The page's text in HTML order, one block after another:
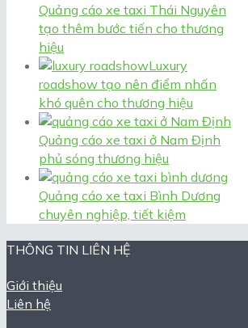
Quảng cáo xe taxi Thái Nguyên
tạo thêm bước tiến cho thương
hiệu
Luxury
roadshow tạo nên điểm nhấn
khó quên cho thương hiệu
Quảng cáo xe taxi ở Nam Định
phủ sóng thương hiệu
Quảng cáo xe taxi Bình Dương
chuyên nghiệp, tiết kiệm
THÔNG TIN LIÊN HỆ
Giới thiệu
Liên hệ